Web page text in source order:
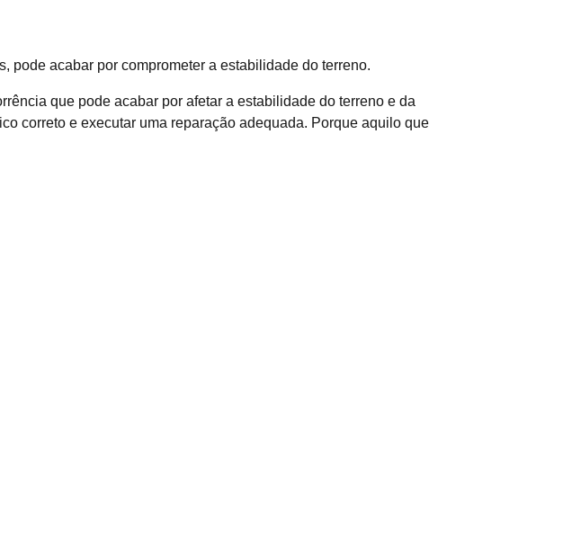
pode acabar por comprometer a estabilidade do terreno.
que pode acabar por afetar a estabilidade do terreno e da
correto e executar uma reparação adequada. Porque aquilo que